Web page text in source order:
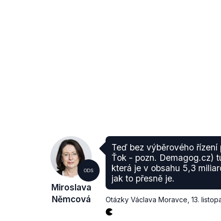
ODS
Miroslava
Němcová
Teď bez výběrového
Ťok - pozn. Demagog.cz)
která je v obsahu 5,3
jak to přesně je.
Otázky Václava Moravce 13.